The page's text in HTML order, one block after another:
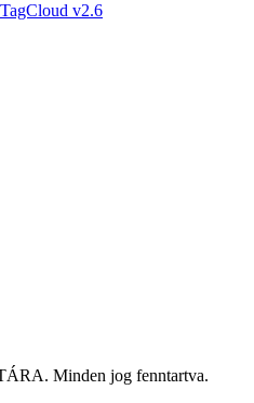
v2.6
Minden jog fenntartva.